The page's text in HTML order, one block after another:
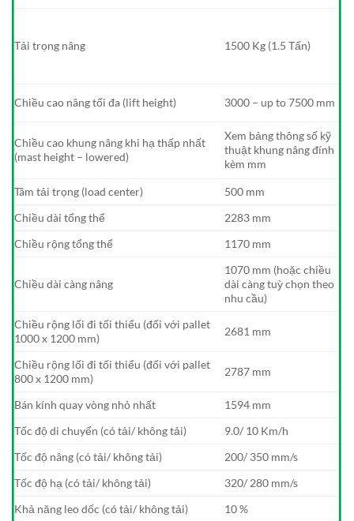
Tải trọng nâng 1500 Kg (1.5 Tấn)
Chiều cao nâng tối đa (lift height) 3000 – up to 7500 mm
Chiều cao khung nâng khi hạ thấp nhất
(mast height – lowered)
Xem bảng thông số kỹ
thuật khung nâng đính
kèm mm
Tâm tải trọng (load center)
500 mm
Chiều dài tổng thể
2283 mm
Chiều rộng tổng thể
1170 mm
Chiều dài càng nâng
1070 mm (hoặc chiều
dài càng tuỳ chọn theo
nhu cầu)
Chiều rộng lối đi tối thiểu (đối với pallet
1000 x 1200 mm)
2681 mm
Chiều rộng lối đi tối thiểu (đối với pallet
800 x 1200 mm)
2787 mm
Bán kính quay vòng nhỏ nhất
1594 mm
Tốc độ di chuyển (có tải/ không tải)
9.0/ 10 Km/h
Tốc độ nâng (có tải/ không tải)
200/ 350 mm/s
Tốc độ hạ (có tải/ không tải)
320/ 280 mm/s
Khả năng leo dốc (có tải/ không tải)
10 %